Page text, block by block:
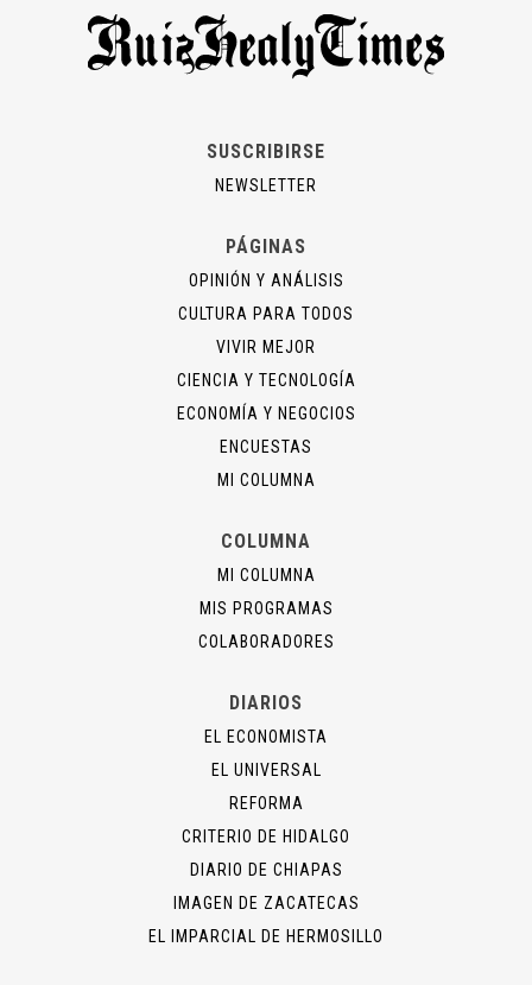
SUSCRIBIRSE
NEWSLETTER
PÁGINAS
OPINIÓN Y ANÁLISIS
CULTURA PARA TODOS
VIVIR MEJOR
CIENCIA Y TECNOLOGÍA
ECONOMÍA Y NEGOCIOS
ENCUESTAS
MI COLUMNA
COLUMNA
MI COLUMNA
MIS PROGRAMAS
COLABORADORES
DIARIOS
EL ECONOMISTA
EL UNIVERSAL
REFORMA
CRITERIO DE HIDALGO
DIARIO DE CHIAPAS
IMAGEN DE ZACATECAS
EL IMPARCIAL DE HERMOSILLO